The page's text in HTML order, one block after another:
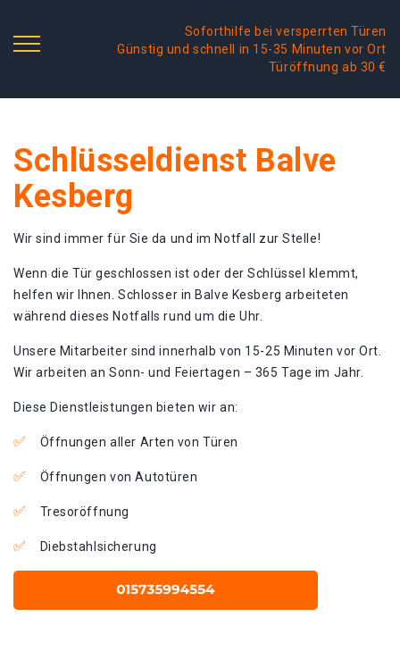
Soforthilfe bei versperrten Türen
Günstig und schnell in 15-35 Minuten vor Ort
Türöffnung ab 30 €
Schlüsseldienst Balve
Kesberg
Wir sind immer für Sie da und im Notfall zur Stelle!
Wenn die Tür geschlossen ist oder der Schlüssel klemmt,
helfen wir Ihnen. Schlosser in Balve Kesberg arbeiteten
während dieses Notfalls rund um die Uhr.
Unsere Mitarbeiter sind innerhalb von 15-25 Minuten vor Ort.
Wir arbeiten an Sonn- und Feiertagen – 365 Tage im Jahr.
Diese Dienstleistungen bieten wir an:
Öffnungen aller Arten von Türen
Öffnungen von Autotüren
Tresoröffnung
Diebstahlsicherung